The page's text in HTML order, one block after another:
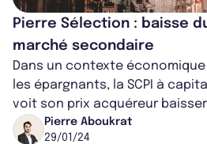
Pierre Sélection : baisse
marché secondaire
Dans un contexte
les épargnants, la SCPI à
voit son prix acquéreur
secondaire. Auparavant
Pierre Aboukrat
29/01/24